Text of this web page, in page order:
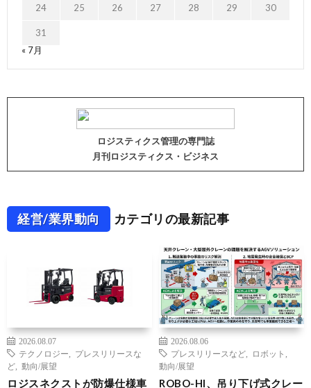
24 25 26 27 28 29 30
31
« 7月
ロジスティクス管理の専門誌
月刊ロジスティクス・ビジネス
経営/業界動向 カテゴリの最新記事
2026.08.07
テクノロジー
プレスリリースな
ど
動向/展望
ロジスネクストが防爆仕様車
2026.08.06
プレスリリースなど
ロボット
動向/展望
ROBO-HI、吊り下げ式クレー